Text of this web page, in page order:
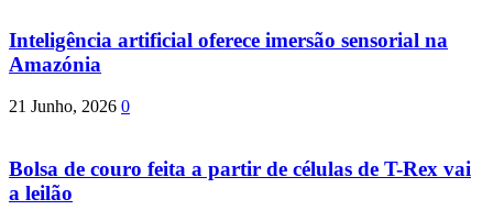
Inteligência artificial oferece imersão sensorial na
Amazónia
21 Junho, 2026 0
Bolsa de couro feita a partir de células de T-Rex vai
a leilão